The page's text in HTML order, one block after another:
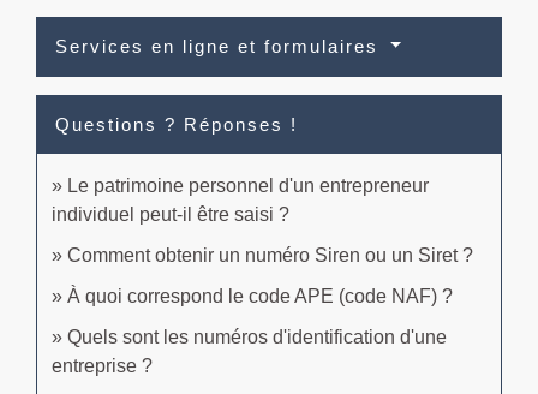
Services en ligne et formulaires
Questions ? Réponses !
Le patrimoine personnel d'un entrepreneur
individuel peut-il être saisi ?
Comment obtenir un numéro Siren ou un Siret ?
À quoi correspond le code APE (code NAF) ?
Quels sont les numéros d'identification d'une
entreprise ?